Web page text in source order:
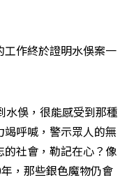
作終於證明水俁案一
水俁，很能感受到那種
呼喊，警示眾人的無
社會，勒記在心？像
，那些銀色魔物仍會